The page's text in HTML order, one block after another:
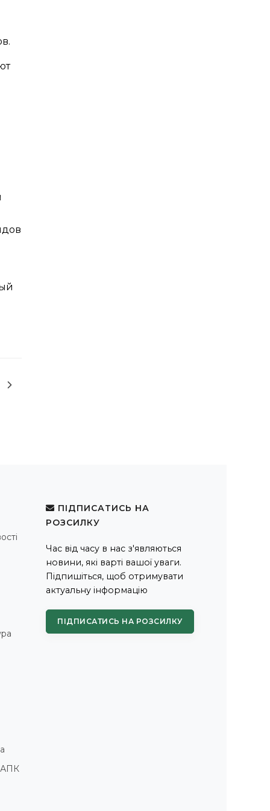
АПК
ПІДПИСАТИСЬ НА
РОЗСИЛКУ
Час від часу в нас з'являються
новини, які варті вашої уваги.
Підпишіться, щоб отримувати
актуальну інформацію
ПІДПИСАТИСЬ НА РОЗСИЛКУ